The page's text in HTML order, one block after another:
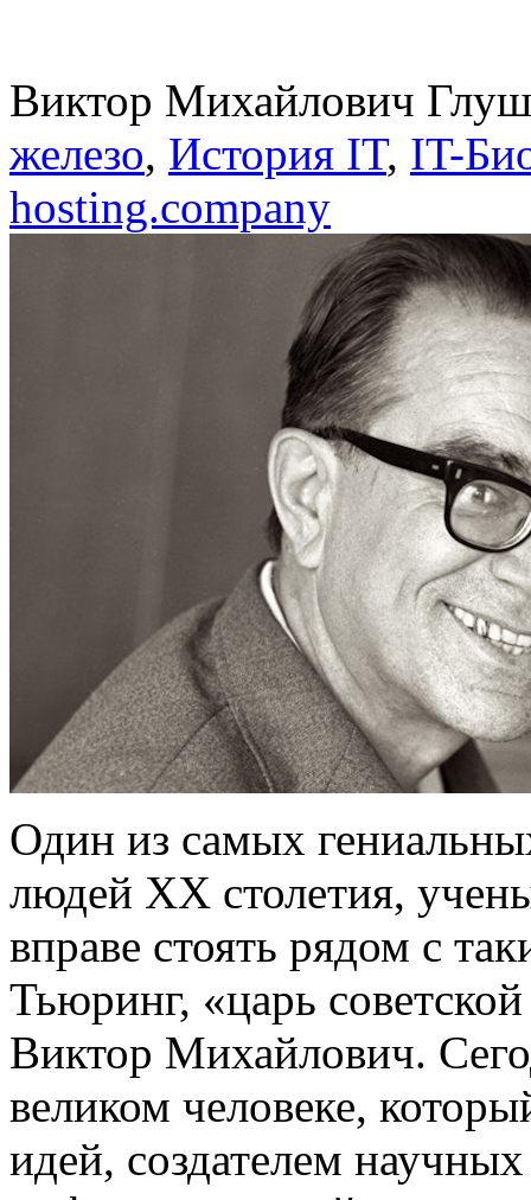
Виктор Михайлович
железо, История IT, IT-
hosting.company
Один из самых
людей XX столетия,
вправе стоять рядом с
Тьюринг, «царь
Виктор Михайлович.
великом человеке,
идей, создателем